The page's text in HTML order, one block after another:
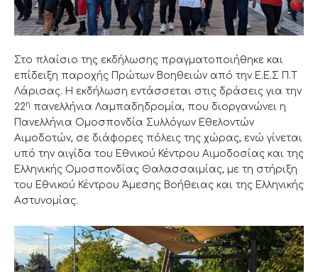
Στο πλαίσιο της εκδήλωσης πραγματοποιήθηκε και
επίδειξη παροχής Πρώτων Βοηθειών από την Ε.Ε.Σ Π.Τ
Λάρισας. Η εκδήλωση εντάσσεται στις δράσεις για την
22η πανελλήνια Λαμπαδηδρομία, που διοργανώνει η
Πανελλήνια Ομοσπονδία Συλλόγων Εθελοντών
Αιμοδοτών, σε διάφορες πόλεις της χώρας, ενώ γίνεται
υπό την αιγίδα του Εθνικού Κέντρου Αιμοδοσίας και της
Ελληνικής Ομοσπονδίας Θαλασσαιμίας, με τη στήριξη
του Εθνικού Κέντρου Άμεσης Βοήθειας και της Ελληνικής
Αστυνομίας.